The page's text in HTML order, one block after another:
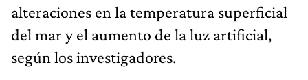
alteraciones en la temperatura superficial
del mar y el aumento de la luz artificial,
según los investigadores.